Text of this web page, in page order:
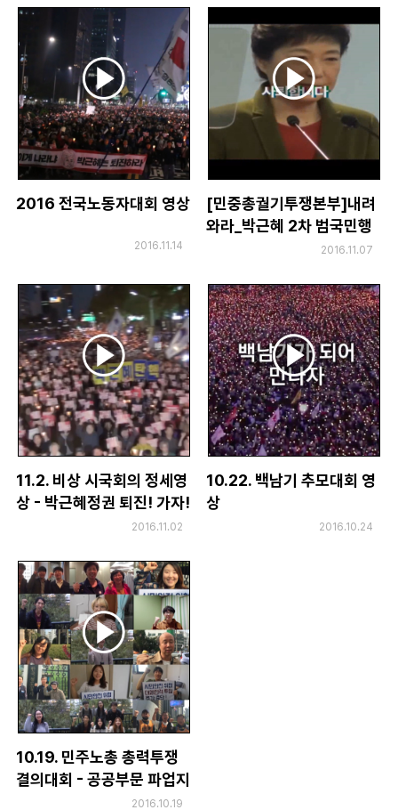
2016 전국노동자대회 영상
2016.11.14
[민중총궐기투쟁본부]내려
와라_박근혜 2차 범국민행
2016.11.07
11.2. 비상 시국회의 정세영
상 - 박근혜정권 퇴진! 가자!
11.12. 민중총궐기!2016.11.02
10.22. 백남기 추모대회 영
상
2016.10.24
10.19. 민주노총 총력투쟁
결의대회 - 공공부문 파업지
2016.10.19